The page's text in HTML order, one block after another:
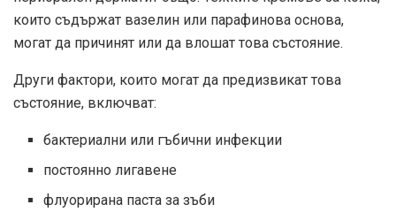
които съдържат вазелин или парафинова основа,
могат да причинят или да влошат това състояние.
Други фактори, които могат да предизвикат това
състояние, включват:
бактериални или гъбични инфекции
постоянно лигавене
флуорирана паста за зъби